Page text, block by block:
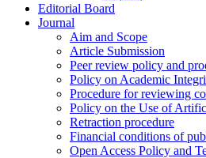
Editorial Board
Journal
Aim and Scope
Article Submission
Peer review policy and
Policy on Academic
Procedure for reviewing
Policy on the Use of
Retraction procedure
Financial conditions of
Open Access Policy and